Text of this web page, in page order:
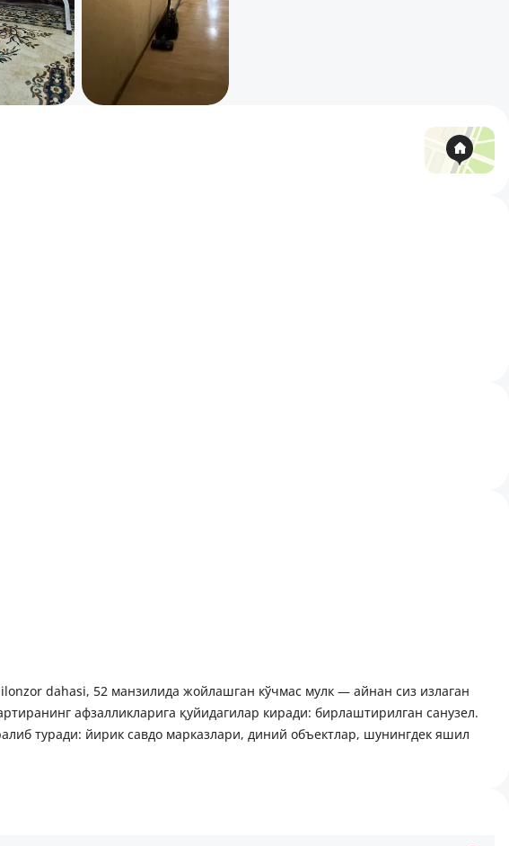
dahasi, 52 манзилида жойлашган кўчмас мулк — айнан сиз излаган
афзалликларига қуйидагилар киради: бирлаштирилган санузел.
туради: йирик савдо марказлари, диний объектлар, шунингдек яшил